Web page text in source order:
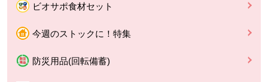
ビオサポ食材セット
今週のストックに！特集
防災用品(回転備蓄)